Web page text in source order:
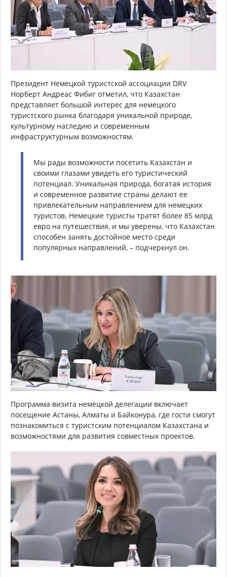
Президент Немецкой туристской ассоциации DRV
Норберт Андреас Фибиг отметил, что Казахстан
представляет большой интерес для немецкого
туристского рынка благодаря уникальной природе,
культурному наследию и современным
инфраструктурным возможностям.
Мы рады возможности посетить Казахстан и
своими глазами увидеть его туристический
потенциал. Уникальная природа, богатая история
и современное развитие страны делают ее
привлекательным направлением для немецких
туристов. Немецкие туристы тратят более 85 млрд
евро на путешествия, и мы уверены, что Казахстан
способен занять достойное место среди
популярных направлений, – подчеркнул он.
Программа визита немецкой делегации включает
посещение Астаны, Алматы и Байконура, где гости смогут
познакомиться с туристским потенциалом Казахстана и
возможностями для развития совместных проектов.